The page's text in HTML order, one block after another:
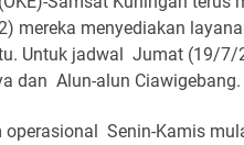
mereka menyediakan
Untuk jadwal Jumat (19/
dan Alun-alun Ciawigebang.
operasional Senin-Kamis